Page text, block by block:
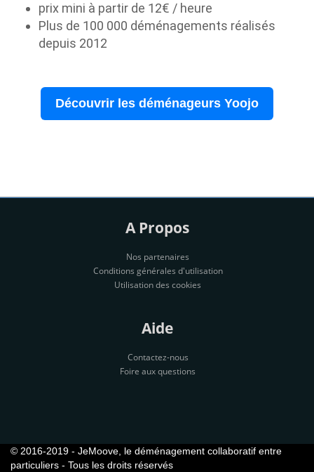
prix mini à partir de 12€ / heure
Plus de 100 000 déménagements réalisés
depuis 2012
Découvrir les déménageurs Yoojo
A Propos
Nos partenaires
Conditions générales d'utilisation
Utilisation des cookies
Aide
Contactez-nous
Foire aux questions
© 2016-2019 - JeMoove, le déménagement collaboratif entre
particuliers - Tous les droits réservés